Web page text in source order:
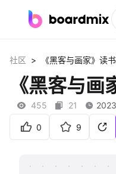
社区资源
下载
社区 > 《黑客与画家》读
《黑客与
455 21
0 9